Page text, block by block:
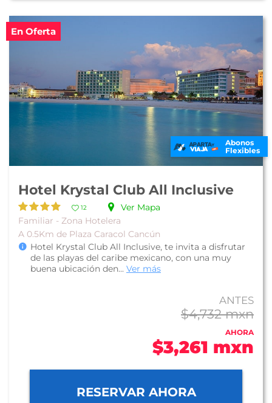
En Oferta
Abonos
Flexibles
Hotel Krystal Club All Inclusive
12
Ver Mapa
Familiar - Zona Hotelera
A 0.5Km de Plaza Caracol Cancún
Hotel Krystal Club All Inclusive, te invita a disfrutar
de las playas del caribe mexicano, con una muy
buena ubicación den... Ver más
ANTES
$4,732 mxn
AHORA
$3,261 mxn
RESERVAR AHORA